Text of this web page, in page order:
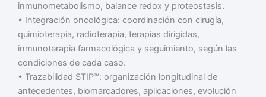
inmunometabolismo, balance redox y proteostasis.
• Integración oncológica: coordinación con cirugía,
quimioterapia, radioterapia, terapias dirigidas,
inmunoterapia farmacológica y seguimiento, según las
condiciones de cada caso.
• Trazabilidad STIP™: organización longitudinal de
antecedentes, biomarcadores, aplicaciones, evolución